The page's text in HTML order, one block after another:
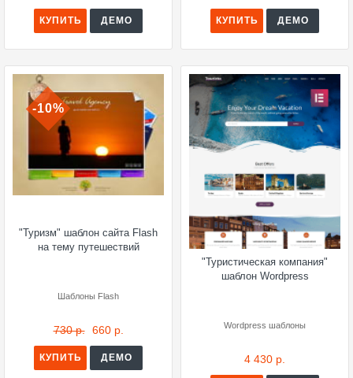
КУПИТЬ ДЕМО КУПИТЬ ДЕМО
-10%
"Туризм" шаблон сайта Flash
на тему путешествий
Шаблоны Flash
730 р. 660 р.
КУПИТЬ ДЕМО
"Туристическая компания"
шаблон Wordpress
Wordpress шаблоны
4 430 р.